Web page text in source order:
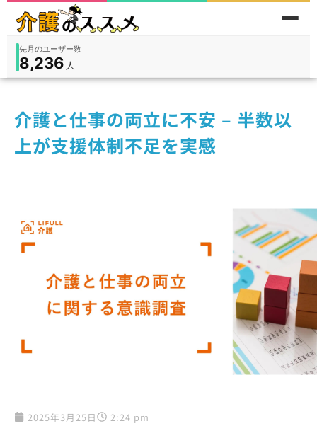
在宅9,360入所3,194
先月のユーザー数
8,236 人
件
介護と仕事の両立に不安 – 半数以
上が支援体制不足を実感
2025年3月25日 2:24 pm